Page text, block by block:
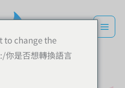
to change the
你是否想轉換語言